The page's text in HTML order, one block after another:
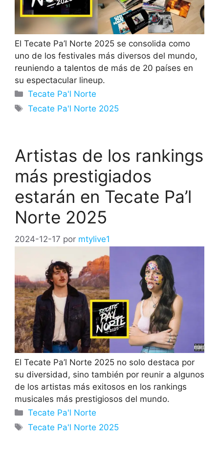
El Tecate Pa’l Norte 2025 se consolida como
uno de los festivales más diversos del mundo,
reuniendo a talentos de más de 20 países en
su espectacular lineup.
Categorías
Tecate Pa'l Norte
Etiquetas
Tecate Pa'l Norte 2025
Artistas de los rankings
más prestigiados
estarán en Tecate Pa’l
Norte 2025
2024-12-17 por mtylive1
El Tecate Pa’l Norte 2025 no solo destaca por
su diversidad, sino también por reunir a algunos
de los artistas más exitosos en los rankings
musicales más prestigiosos del mundo.
Categorías
Tecate Pa'l Norte
Etiquetas
Tecate Pa'l Norte 2025